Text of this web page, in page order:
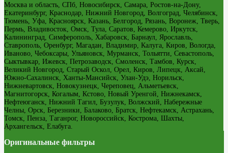
Москва и область, СПб, Новосибирск, Самара, Ростов-на-Дону,
Екатеринбург, Краснодар, Нижний Новгород, Волгоград, Челябинск,
Тюмень, Уфа, Красноярск, Казань, Белгород, Рязань, Воронеж, Тверь,
Пермь, Владивосток, Омск, Тула, Саратов, Кемерово, Иркутск,
Калининград, Симферополь, Хабаровск, Барнаул, Ярославль,
Ставрополь, Оренбург, Магадан, Владимир, Калуга, Киров, Вологда,
Иваново, Чебоксары, Ульяновск, Мурманск, Тольятти, Севастополь,
Сыктывкар, Ижевск, Петрозаводск, Смоленск, Тамбов, Курск,
Великий Новгород, Старый Оскол, Орел, Киров, Липецк, Аксай,
Южно-Сахалинск, Ханты-Мансийск, Улан-Удэ, Норильск,
Нижневартовск, Новокузнецк, Череповец, Альметьевск,
Магнитогорск, Когалым, Кстово, Новый Уренгой, Нижнекамск,
Нефтеюганск, Нижний Тагил, Бузулук, Волжский, Набережные
Челны, Орск, Березники, Балаково, Братск, Нефтекамск, Астрахань,
Томск, Пенза, Таганрог, Новороссийск, Кострома, Шахты,
Архангельск, Елабуга.
Оригинальные фильтры